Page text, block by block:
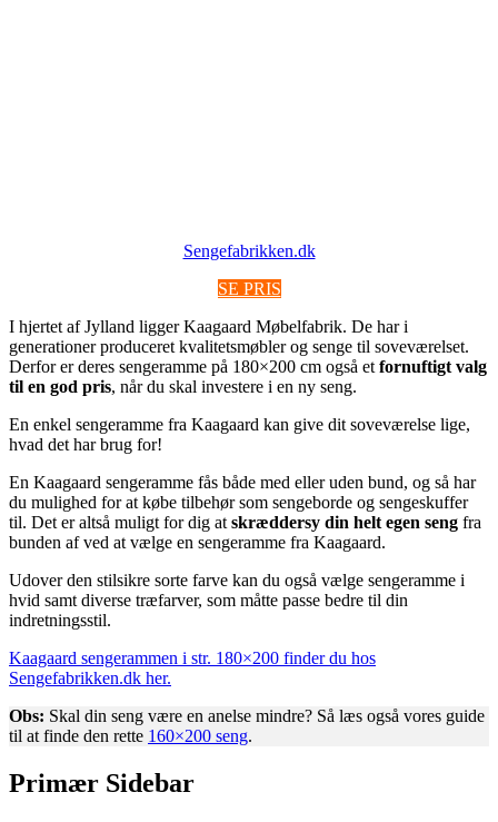
Sengefabrikken.dk
SE PRIS
I hjertet af Jylland ligger Kaagaard Møbelfabrik. De har i
generationer produceret kvalitetsmøbler og senge til soveværelset.
Derfor er deres sengeramme på 180×200 cm også et fornuftigt valg
til en god pris, når du skal investere i en ny seng.
En enkel sengeramme fra Kaagaard kan give dit soveværelse lige,
hvad det har brug for!
En Kaagaard sengeramme fås både med eller uden bund, og så har
du mulighed for at købe tilbehør som sengeborde og sengeskuffer
til. Det er altså muligt for dig at skræddersy din helt egen seng fra
bunden af ved at vælge en sengeramme fra Kaagaard.
Udover den stilsikre sorte farve kan du også vælge sengeramme i
hvid samt diverse træfarver, som måtte passe bedre til din
indretningsstil.
Kaagaard sengerammen i str. 180×200 finder du hos
Sengefabrikken.dk her.
Obs: Skal din seng være en anelse mindre? Så læs også vores guide
til at finde den rette 160×200 seng.
Primær Sidebar